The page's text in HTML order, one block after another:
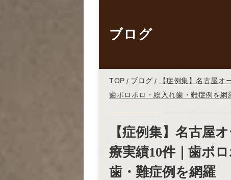
ブログ
TOP ブログ
【症例集】名古屋オ
歯ボロボロ・総入れ歯・難症例を網
【症例集】名古屋
療実績10件｜歯ボ
歯・難症例を網羅